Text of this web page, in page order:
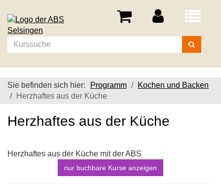
Menü
Kurse
suchen
Sie befinden sich hier: Programm
Kochen und Backen
Herzhaftes aus der Küche
Herzhaftes aus der Küche
Herzhaftes aus der Küche mit der ABS
nur buchbare Kurse anzeigen